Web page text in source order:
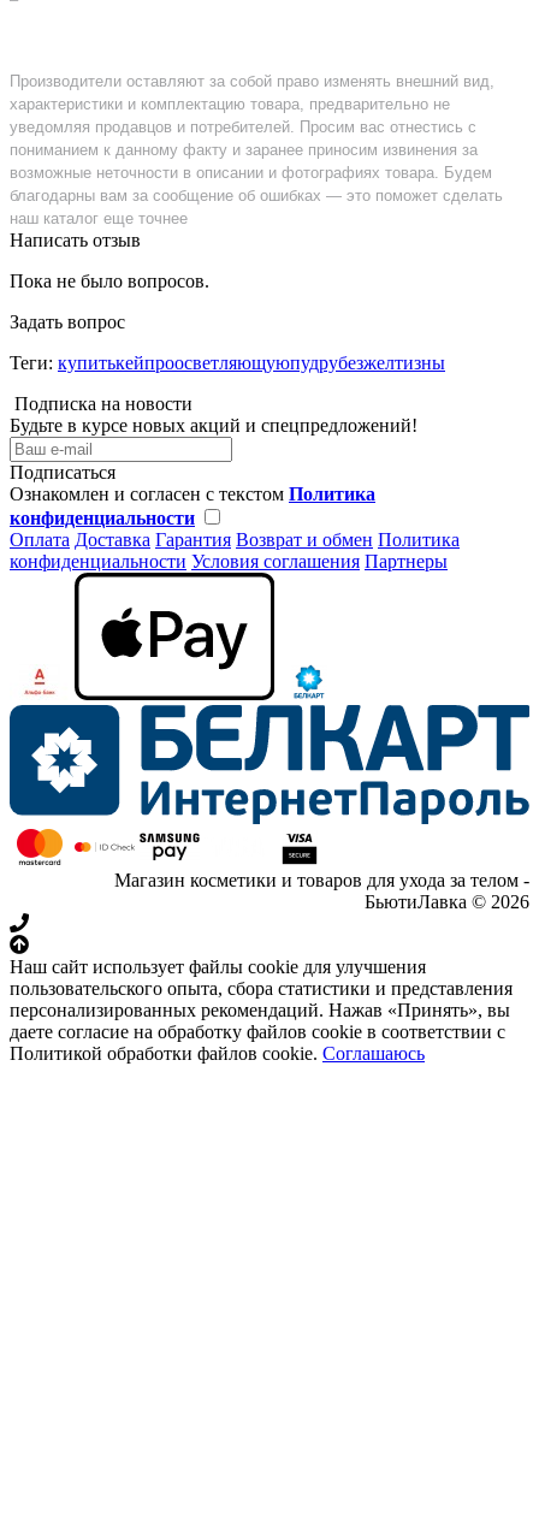
Производители оставляют за собой право изменять внешний вид,
характеристики и комплектацию товара, предварительно не
уведомляя продавцов и потребителей. Просим вас отнестись с
пониманием к данному факту и заранее приносим извинения за
возможные неточности в описании и фотографиях товара. Будем
благодарны вам за сообщение об ошибках — это поможет сделать
наш каталог еще точнее
Написать отзыв
Пока не было вопросов.
Задать вопрос
Теги: купитькейпроосветляющуюпудрубезжелтизны
Подписка на новости
Будьте в курсе новых акций и спецпредложений!
Подписаться
Ознакомлен и согласен с текстом Политика
конфиденциальности
Оплата Доставка Гарантия Возврат и обмен Политика
конфиденциальности Условия соглашения Партнеры
Магазин косметики и товаров для ухода за телом -
БьютиЛавка © 2026
Наш сайт использует файлы cookie для улучшения
пользовательского опыта, сбора статистики и представления
персонализированных рекомендаций. Нажав «Принять», вы
даете согласие на обработку файлов cookie в соответствии с
Политикой обработки файлов cookie. Соглашаюсь